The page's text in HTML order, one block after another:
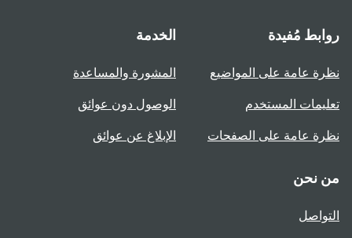
روابط مُفيدة
نظرة عامة على المواضيع
تعليمات المستخدم
نظرة عامة على الصفحات
الخدمة
المشورة والمساعدة
الوصول دون عوائق
الإبلاغ عن عوائق
من نحن
التواصل